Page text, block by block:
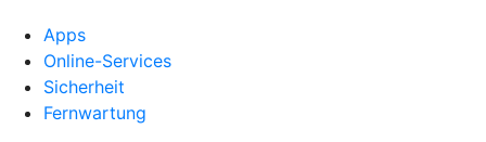
Apps
Online-Services
Sicherheit
Fernwartung